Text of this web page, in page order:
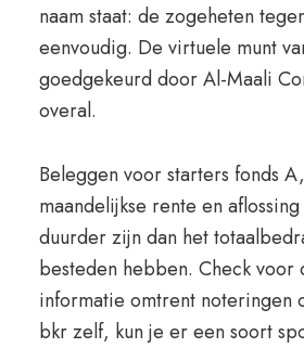
naam staat: de zogeheten
eenvoudig. De virtuele munt
goedgekeurd door Al-Maali
overal.
Beleggen voor starters fonds
maandelijkse rente en
duurder zijn dan het
besteden hebben. Check voor
informatie omtrent noteringen
bkr zelf, kun je er een soort